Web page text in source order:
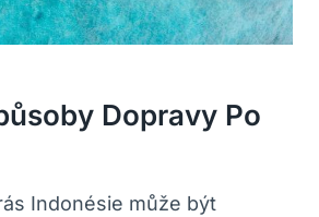
Dopravy Po
Indonésie může být